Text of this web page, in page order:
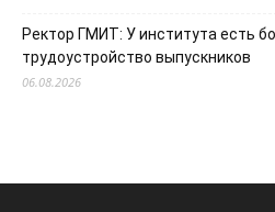
Ректор ГМИТ: У института есть
трудоустройство выпускников
06.08.2026